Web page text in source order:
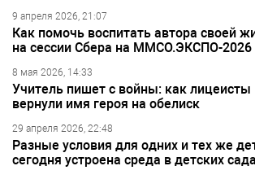
9 апреля 2026, 21:07
Как помочь воспитать автора своей
на сессии Сбера на ММСО.ЭКСПО-2026
8 мая 2026, 14:33
Учитель пишет с войны: как лицеисты
вернули имя героя на обелиск
29 апреля 2026, 22:48
Разные условия для одних и тех же
сегодня устроена среда в детских